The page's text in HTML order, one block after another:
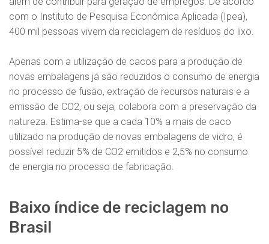
com o Instituto de Pesquisa Econômica Aplicada (Ipea),
400 mil pessoas vivem da reciclagem de resíduos do lixo.
Apenas com a utilização de cacos para a produção de
novas embalagens já são reduzidos o consumo de energia
no processo de fusão, extração de recursos naturais e a
emissão de CO2, ou seja, colabora com a preservação da
natureza. Estima-se que a cada 10% a mais de caco
utilizado na produção de novas embalagens de vidro, é
possível reduzir 5% de CO2 emitidos e 2,5% no consumo
de energia no processo de fabricação.
Baixo índice de reciclagem no
Brasil